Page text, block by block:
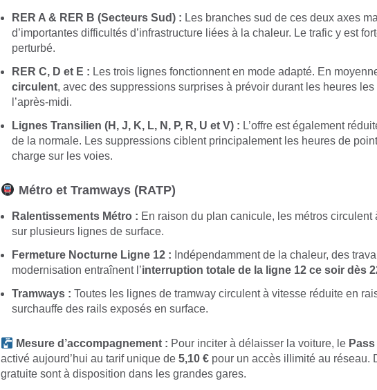
RER A & RER B (Secteurs Sud) : Les branches sud de ces deux axes
d’importantes difficultés d’infrastructure liées à la chaleur. Le trafic y est
perturbé.
RER C, D et E : Les trois lignes fonctionnent en mode adapté. En
circulent, avec des suppressions surprises à prévoir durant les heures
l’après-midi.
Lignes Transilien (H, J, K, L, N, P, R, U et V) : L’offre est également
de la normale. Les suppressions ciblent principalement les heures de
charge sur les voies.
Métro et Tramways (RATP)
Ralentissements Métro : En raison du plan canicule, les métros circulent
sur plusieurs lignes de surface.
Fermeture Nocturne Ligne 12 : Indépendamment de la chaleur, des
modernisation entraînent l’interruption totale de la ligne 12 ce soir dès
Tramways : Toutes les lignes de tramway circulent à vitesse réduite en
surchauffe des rails exposés en surface.
Mesure d’accompagnement : Pour inciter à délaisser la voiture, le
activé aujourd’hui au tarif unique de 5,10 € pour un accès illimité au réseau.
gratuite sont à disposition dans les grandes gares.